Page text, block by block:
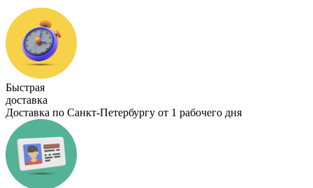
Быстрая
доставка
Доставка по Санкт-Петербургу от 1 рабочего дня